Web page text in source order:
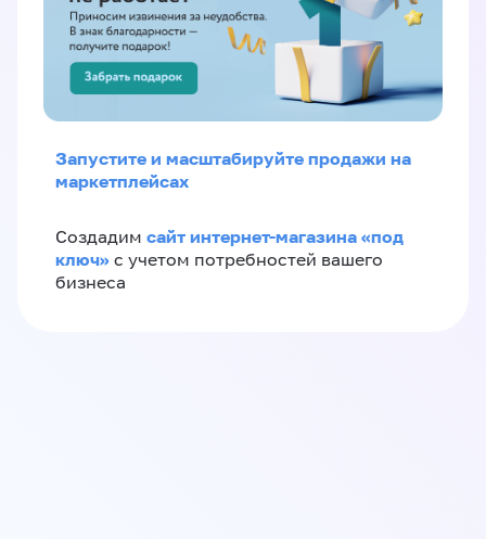
Запустите и масштабируйте продажи на
маркетплейсах
Создадим сайт интернет-магазина «под
ключ» с учетом потребностей вашего
бизнеса